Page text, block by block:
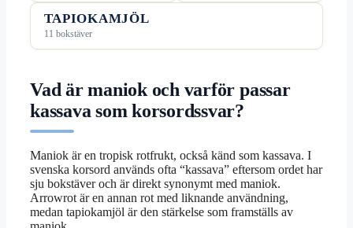
TAPIOKAMJÖL
11 bokstäver
Vad är maniok och varför passar
kassava som korsordssvar?
Maniok är en tropisk rotfrukt, också känd som kassava. I
svenska korsord används ofta “kassava” eftersom ordet har
sju bokstäver och är direkt synonymt med maniok.
Arrowrot är en annan rot med liknande användning,
medan tapiokamjöl är den stärkelse som framställs av